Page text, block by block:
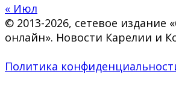
« Июл
© 2013-2026, сетевое издание
онлайн». Новости Карелии и
Политика